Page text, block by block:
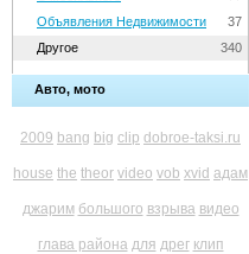
37
Объявления Недвижимости
340
Другое
Авто, мото
2009 bang big clip dobroe-taksi.ru
house the theor video vob xvid адам
джарим большого взрыва видео
глава района для дрег клип